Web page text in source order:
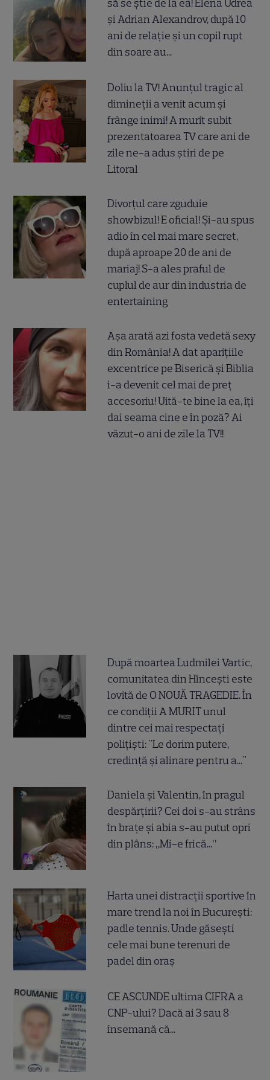
să se știe de la ea! Elena Udrea
și Adrian Alexandrov, după 10
ani de relație și un copil rupt
din soare au...
Doliu la TV! Anunțul tragic al
dimineții a venit acum și
frânge inimi! A murit subit
prezentatoarea TV care ani de
zile ne-a adus știri de pe
Litoral
Divorțul care zguduie
showbizul! E oficial! Și-au spus
adio în cel mai mare secret,
după aproape 20 de ani de
mariaj! S-a ales praful de
cuplul de aur din industria de
entertaining
Așa arată azi fosta vedetă sexy
din România! A dat aparițiile
excentrice pe Biserică și Biblia
i-a devenit cel mai de preț
accesoriu! Uită-te bine la ea, îți
dai seama cine e în poză? Ai
văzut-o ani de zile la TV!!
După moartea Ludmilei Vartic,
comunitatea din Hîncești este
lovită de O NOUĂ TRAGEDIE. În
ce condiții A MURIT unul
dintre cei mai respectați
polițiști: "Le dorim putere,
credință și alinare pentru a..."
Daniela și Valentin, în pragul
despărțirii? Cei doi s-au strâns
în brațe și abia s-au putut opri
din plâns: „Mi-e frică...”
Harta unei distracții sportive în
mare trend la noi în București:
padle tennis. Unde găsești
cele mai bune terenuri de
padel din oraș
CE ASCUNDE ultima CIFRA a
CNP-ului? Dacă ai 3 sau 8
însemană că...